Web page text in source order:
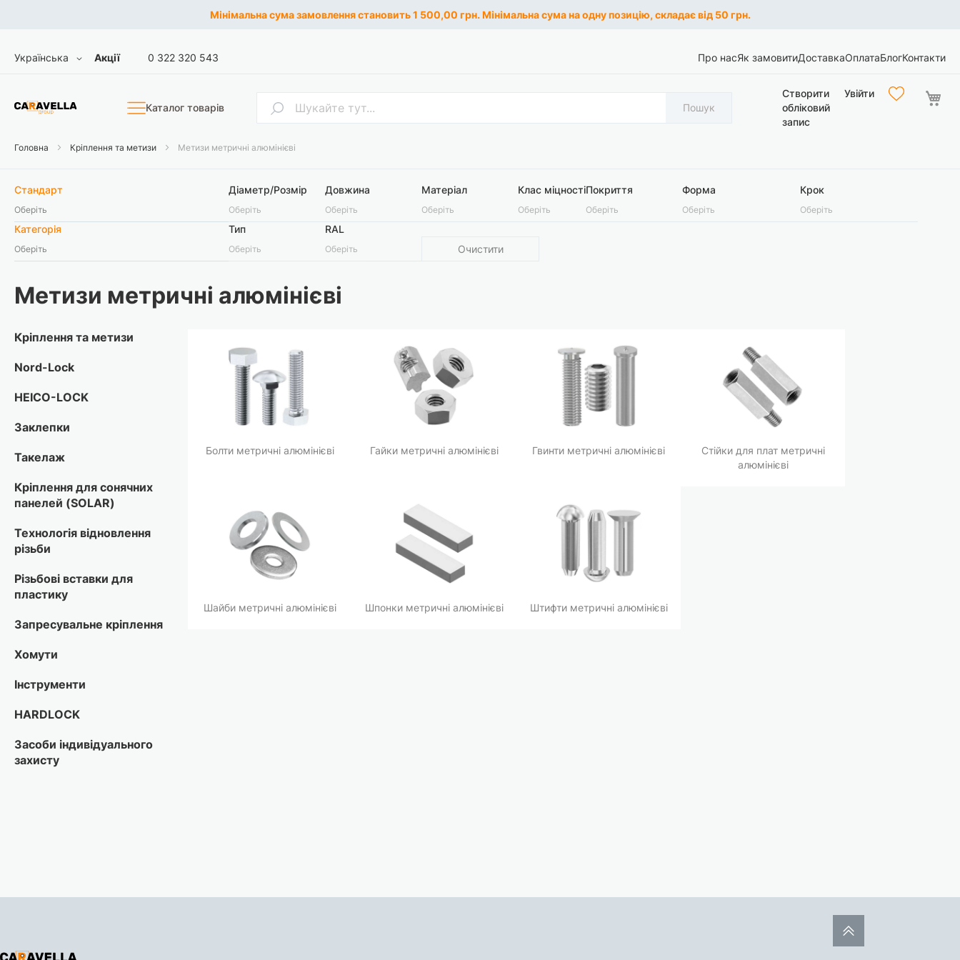
Мінімальна сума замовлення становить 1 500,00 грн. Мінімальна сума на одну позицію, складає від 50 грн.
Skip
Мова
Українська Акції 0 322 320 543 Про насЯк замовитиДоставкаОплатаБлогКонтакти
Каталог товарів Пошук Пошук
Створити
обліковий
запис
Увійти
Головна Кріплення та метизи Метизи метричні алюмінієві
Стандарт
Оберіть
Категорія
Оберіть
Діаметр/Розмір
Оберіть
Довжина
Оберіть
Матеріал
Оберіть
Клас міцності
Оберіть
Покриття
Оберіть
Форма
Оберіть
Крок
Оберіть
Тип
Оберіть
RAL
Оберіть Очистити
Метизи метричні алюмінієві
Болти метричні алюмінієві Гайки метричні алюмінієві Гвинти метричні алюмінієві
Стійки для плат метричні
алюмінієві
Шайби метричні алюмінієві Шпонки метричні алюмінієві Штифти метричні алюмінієві
Кріплення та метизи
Nord-Lock
HEICO-LOCK
Заклепки
Такелаж
Кріплення для сонячних
панелей (SOLAR)
Технологія відновлення
різьби
Різьбові вставки для
пластику
Запресувальне кріплення
Хомути
Інструменти
HARDLOCK
Засоби індивідуального
захисту